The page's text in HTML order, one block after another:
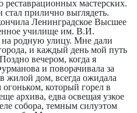
мастерских.
стал прилично выглядеть.
Ленинградское Высшее
училище им. В.И.
родную улицу. Мне дали
и каждый день мой путь
вечером, когда я
и поворачивала за
жилой дом, всегда ожидала
который горел в
архива, едва освещая узкое
собора, темным силуэтом